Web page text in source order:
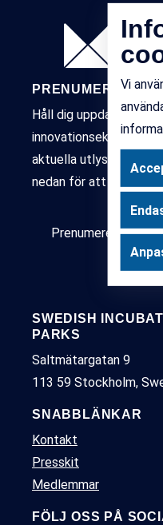
PRENUMERERA
Håll dig uppdaterad
innovationsekosystem
aktuella utlysningar,
nedan för att komma
Prenumerera på
SWEDISH
PARKS
Saltmätargatan 9
113 59 Stockholm,
SNABBLÄNKAR
Kontakt
Presskit
Medlemmar
FÖLJ OSS PÅ
Vi